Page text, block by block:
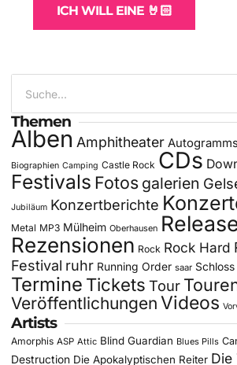
ICH WILL EINE 🤘🏻
Themen
Alben Amphitheater
Biographien Camping Castle Rock CDs
Festivals Fotos galerien
Jubiläum Konzertberichte
Metal MP3 Mülheim Oberhausen
Rezensionen Rock Rock Hard
Festival ruhr Running Order saar
Termine Tickets Tour
Veröffentlichungen Videos
Artists
Amorphis ASP Attic Blind Guardian Blues Pills
Destruction Die Apokalyptischen Reiter Die